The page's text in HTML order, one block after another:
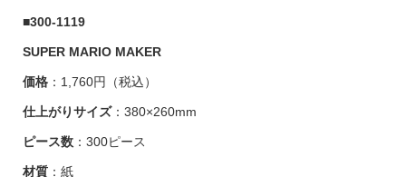
■300-1119
SUPER MARIO MAKER
価格：1,760円（税込）
仕上がりサイズ：380×260mm
ピース数：300ピース
材質：紙